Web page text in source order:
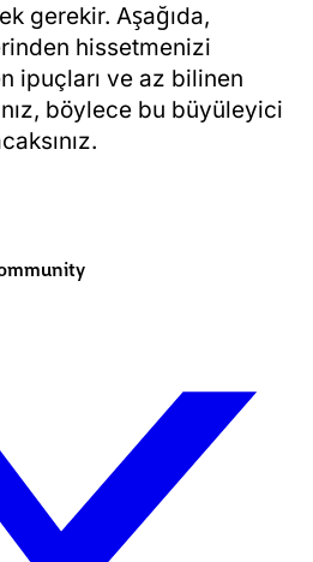
gerekir. Aşağıda,
hissetmenizi
ipuçları ve az bilinen
böylece bu büyüleyici